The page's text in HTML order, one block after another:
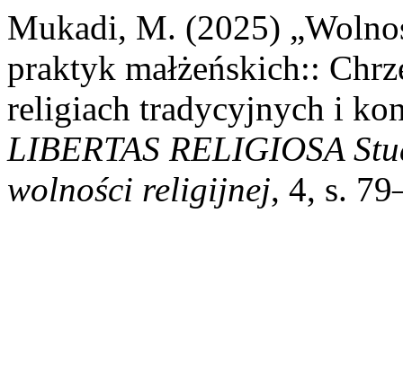
Mukadi, M. (2025)
praktyk małżeńskich::
religiach tradycyjnych i
LIBERTAS RELIGIOSA
wolności religijnej, 4, s.